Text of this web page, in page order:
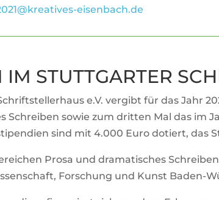
eisenbach.de
STUTT­GARTER
e.V. ver­gibt für das Jahr
Schreiben sowie zum dritten Mal das im
sind mit 4.000 Euro dotiert,
Prosa und dra­ma­ti­sches
For­schung und Kunst Baden-